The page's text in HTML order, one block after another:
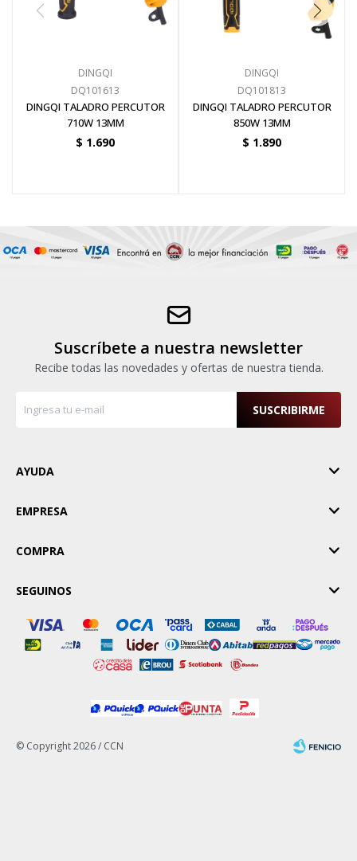
DINGQI
DQ101613
DINGQI TALADRO PERCUTOR
710W 13MM
$ 1.690
DINGQI
DQ101813
DINGQI TALADRO PERCUTOR
850W 13MM
$ 1.890
Suscríbete a nuestra newsletter
Recibe todas las novedades y ofertas de nuestra tienda.
SUSCRIBIRME
AYUDA
EMPRESA
COMPRA
SEGUINOS
© Copyright 2026 / CCN